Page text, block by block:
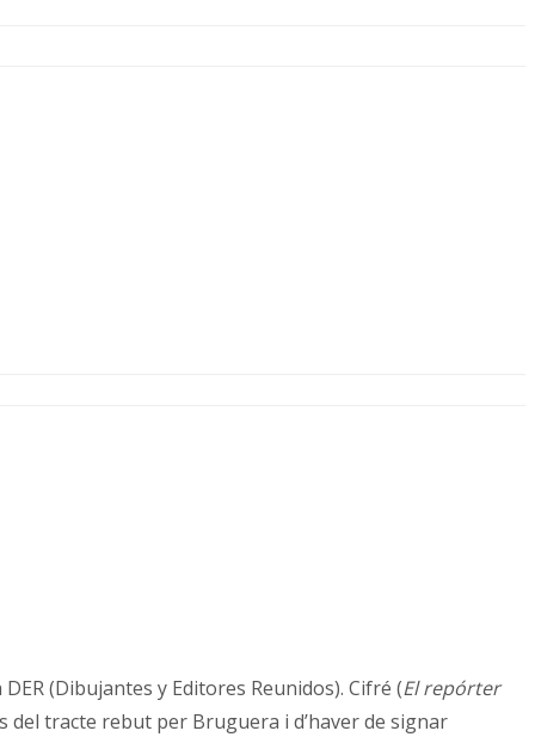
(Dibujantes y Editores Reunidos). Cifré (El repórter
del tracte rebut per Bruguera i d’haver de signar